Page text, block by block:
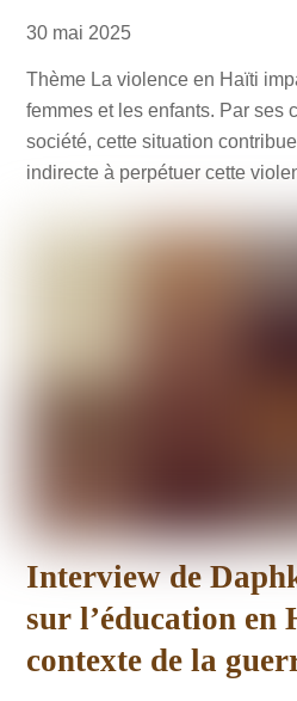
30 mai 2025
Thème La violence en Haïti
femmes et les enfants. Par ses
société, cette situation
indirecte à perpétuer cette
Interview de
sur l’éducation en
contexte de la